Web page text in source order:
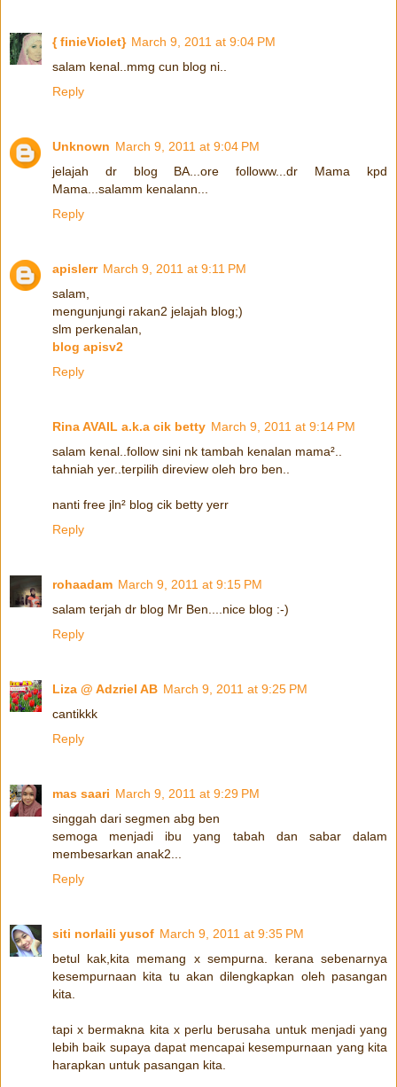
{ finieViolet} March 9, 2011 at 9:04 PM
salam kenal..mmg cun blog ni..
Reply
Unknown March 9, 2011 at 9:04 PM
jelajah dr blog BA...ore followw...dr Mama kpd
Mama...salamm kenalann...
Reply
apislerr March 9, 2011 at 9:11 PM
salam,
mengunjungi rakan2 jelajah blog;)
slm perkenalan,
blog apisv2
Reply
Rina AVAIL a.k.a cik betty March 9, 2011 at 9:14 PM
salam kenal..follow sini nk tambah kenalan mama²..
tahniah yer..terpilih direview oleh bro ben..
nanti free jln² blog cik betty yerr
Reply
rohaadam March 9, 2011 at 9:15 PM
salam terjah dr blog Mr Ben....nice blog :-)
Reply
Liza @ Adzriel AB March 9, 2011 at 9:25 PM
cantikkk
Reply
mas saari March 9, 2011 at 9:29 PM
singgah dari segmen abg ben
semoga menjadi ibu yang tabah dan sabar dalam
membesarkan anak2...
Reply
siti norlaili yusof March 9, 2011 at 9:35 PM
betul kak,kita memang x sempurna. kerana sebenarnya
kesempurnaan kita tu akan dilengkapkan oleh pasangan
kita.
tapi x bermakna kita x perlu berusaha untuk menjadi yang
lebih baik supaya dapat mencapai kesempurnaan yang kita
harapkan untuk pasangan kita.